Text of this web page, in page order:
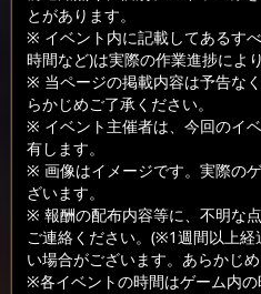
とがあります。
※ イベント内に記載してあるす
時間など)は実際の作業進捗によ
※ 当ページの掲載内容は予告な
らかじめご了承ください。
※ イベント主催者は、今回のイ
有します。
※ 画像はイメージです。実際の
ざいます。
※ 報酬の配布内容等に、不明な
ご連絡ください。(※1週間以上
い場合がございます。あらかじ
※各イベントの時間はゲーム内の